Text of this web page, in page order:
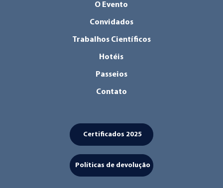
O Evento
Convidados
Trabalhos Científicos
Hotéis
Passeios
Contato
Políticas de devolução
Certificados 2025